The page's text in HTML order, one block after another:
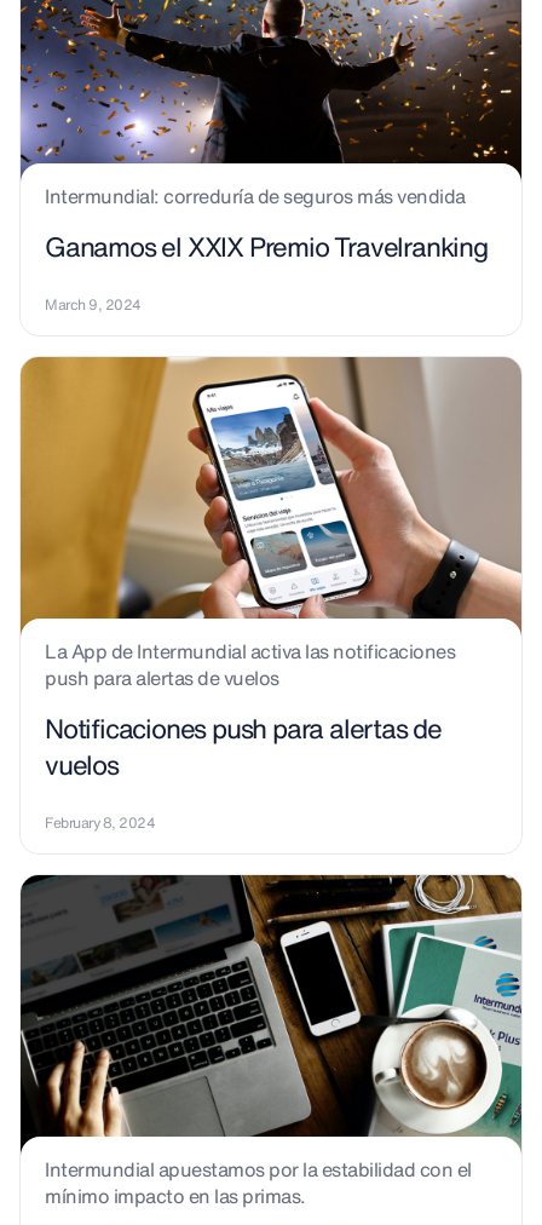
Intermundial: correduría de seguros más vendida
Ganamos el XXIX Premio Travelranking
March 9, 2024
La App de Intermundial activa las notificaciones
push para alertas de vuelos
Notificaciones push para alertas de
vuelos
February 8, 2024
Intermundial apuestamos por la estabilidad con el
mínimo impacto en las primas.